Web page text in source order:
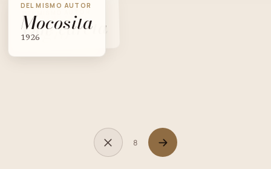
DEL MISMO AUTOR
Mocosita
1926
Qué careta
DEL MISMO AUTOR
Negro
8